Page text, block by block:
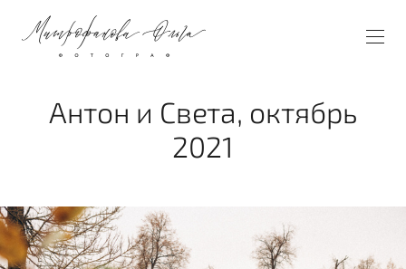
Антон и Света, октябрь
2021